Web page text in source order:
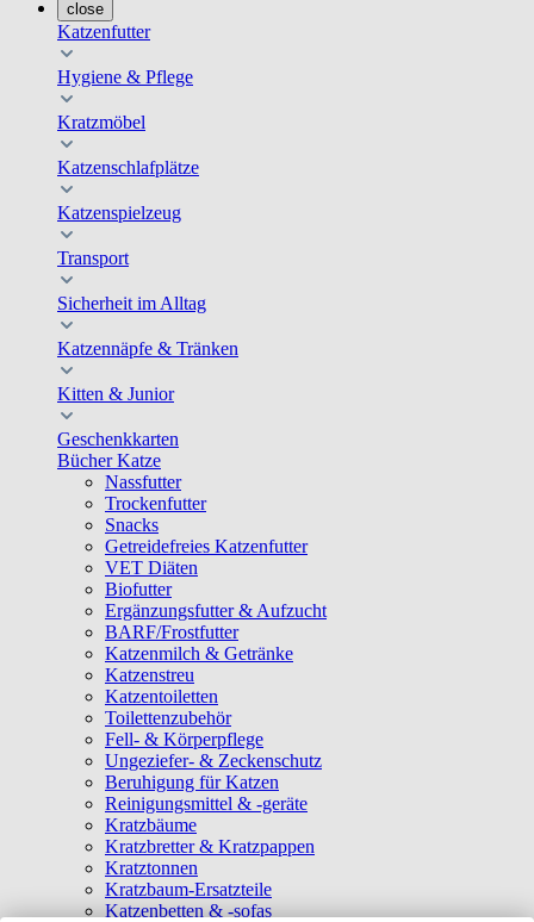
close
Katzenfutter
Hygiene & Pflege
Kratzmöbel
Katzenschlafplätze
Katzenspielzeug
Transport
Sicherheit im Alltag
Katzennäpfe & Tränken
Kitten & Junior
Geschenkkarten
Bücher Katze
Nassfutter
Trockenfutter
Snacks
Getreidefreies Katzenfutter
VET Diäten
Biofutter
Ergänzungsfutter & Aufzucht
BARF/Frostfutter
Katzenmilch & Getränke
Katzenstreu
Katzentoiletten
Toilettenzubehör
Fell- & Körperpflege
Ungeziefer- & Zeckenschutz
Beruhigung für Katzen
Reinigungsmittel & -geräte
Kratzbäume
Kratzbretter & Kratzpappen
Kratztonnen
Kratzbaum-Ersatzteile
Katzenbetten & -sofas